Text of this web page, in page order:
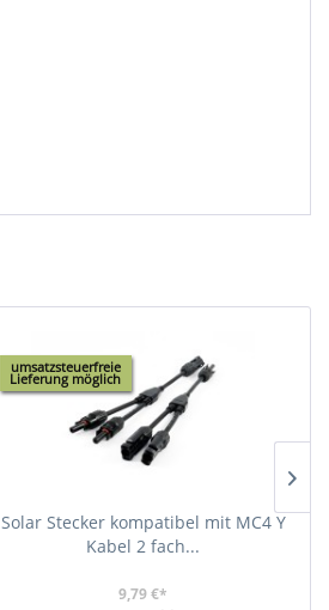
umsatzsteuerfreie
Lieferung möglich
Solar Stecker kompatibel mit MC4 Y
Kabel 2 fach...
9,79 €*